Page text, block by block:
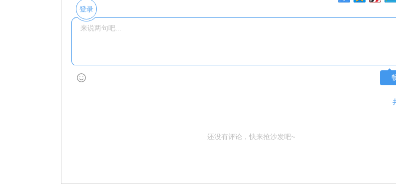
登录
还没有评论，快来抢沙发吧~